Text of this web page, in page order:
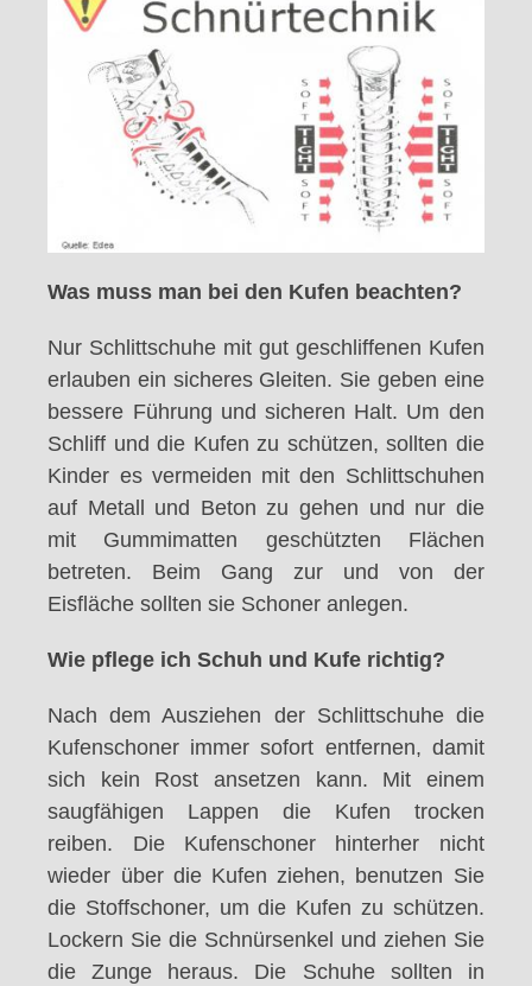
Was muss man bei den Kufen beachten?
Nur Schlittschuhe mit gut geschliffenen Kufen
erlauben ein sicheres Gleiten. Sie geben eine
bessere Führung und sicheren Halt. Um den
Schliff und die Kufen zu schützen, sollten die
Kinder es vermeiden mit den Schlittschuhen
auf Metall und Beton zu gehen und nur die
mit Gummimatten geschützten Flächen
betreten. Beim Gang zur und von der
Eisfläche sollten sie Schoner anlegen.
Wie pflege ich Schuh und Kufe richtig?
Nach dem Ausziehen der Schlittschuhe die
Kufenschoner immer sofort entfernen, damit
sich kein Rost ansetzen kann. Mit einem
saugfähigen Lappen die Kufen trocken
reiben. Die Kufenschoner hinterher nicht
wieder über die Kufen ziehen, benutzen Sie
die Stoffschoner, um die Kufen zu schützen.
Lockern Sie die Schnürsenkel und ziehen Sie
die Zunge heraus. Die Schuhe sollten in